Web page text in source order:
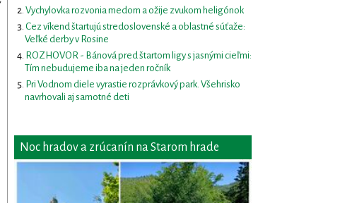
Vychylovka rozvonia medom a ožije zvukom heligónok
Cez víkend štartujú stredoslovenské a oblastné súťaže:
Veľké derby v Rosine
ROZHOVOR - Bánová pred štartom ligy s jasnými cieľmi:
Tím nebudujeme iba na jeden ročník
Pri Vodnom diele vyrastie rozprávkový park. Všehrisko
navrhovali aj samotné deti
Noc hradov a zrúcanín na Starom hrade